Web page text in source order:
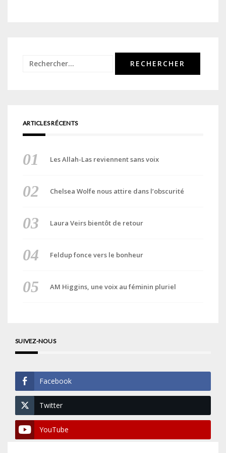
Rechercher :
ARTICLES RÉCENTS
Les Allah-Las reviennent sans voix
Chelsea Wolfe nous attire dans l’obscurité
Laura Veirs bientôt de retour
Feldup fonce vers le bonheur
AM Higgins, une voix au féminin pluriel
SUIVEZ-NOUS
Facebook
Twitter
YouTube